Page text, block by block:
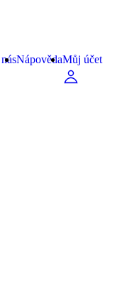
NápovědaMůj účet